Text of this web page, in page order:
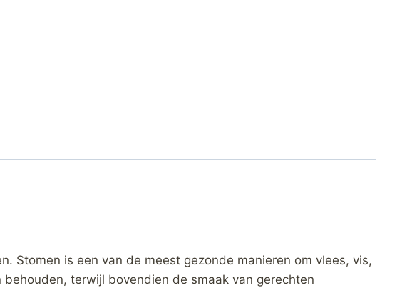
Stomen is een van de meest gezonde manieren om vlees, vis,
terwijl bovendien de smaak van gerechten